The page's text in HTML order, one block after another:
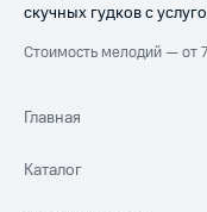
скучных гудков с
Стоимость мелодий — от
Главная
Каталог